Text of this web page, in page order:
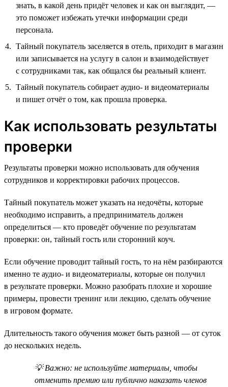
знать, в какой день придёт человек и как он выглядит, —
это поможет избежать утечки информации среди
персонала.
Тайный покупатель заселяется в отель, приходит в магазин
или записывается на услугу в салон и взаимодействует
с сотрудниками так, как общался бы реальный клиент.
Тайный покупатель собирает аудио- и видеоматериалы
и пишет отчёт о том, как прошла проверка.
Как использовать результаты
проверки
Результаты проверки можно использовать для обучения
сотрудников и корректировки рабочих процессов.
Тайный покупатель может указать на недочёты, которые
необходимо исправить, а предприниматель должен
определиться — кто проведёт обучение по результатам
проверки: он, тайный гость или сторонний коуч.
Если обучение проводит тайный гость, то на нём разбираются
именно те аудио- и видеоматериалы, которые он получил
в результате проверки. Можно разобрать плохие и хорошие
примеры, провести тренинг или лекцию, сделать обучение
в игровом формате.
Длительность такого обучения может быть разной — от суток
до нескольких недель.
💡 Важно: не используйте материалы, чтобы
отменить премию или публично наказать членов